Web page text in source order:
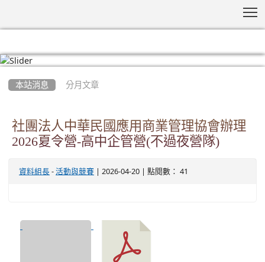
本站消息 分月文章
社團法人中華民國應用商業管理協會辦理
2026夏令營-高中企管營(不過夜營隊)
資料組長 - 活動與競賽 | 2026-04-20 | 點閱數： 41